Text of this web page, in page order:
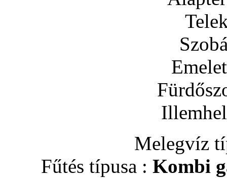
Melegvíz
Fűtés típusa : Kombi